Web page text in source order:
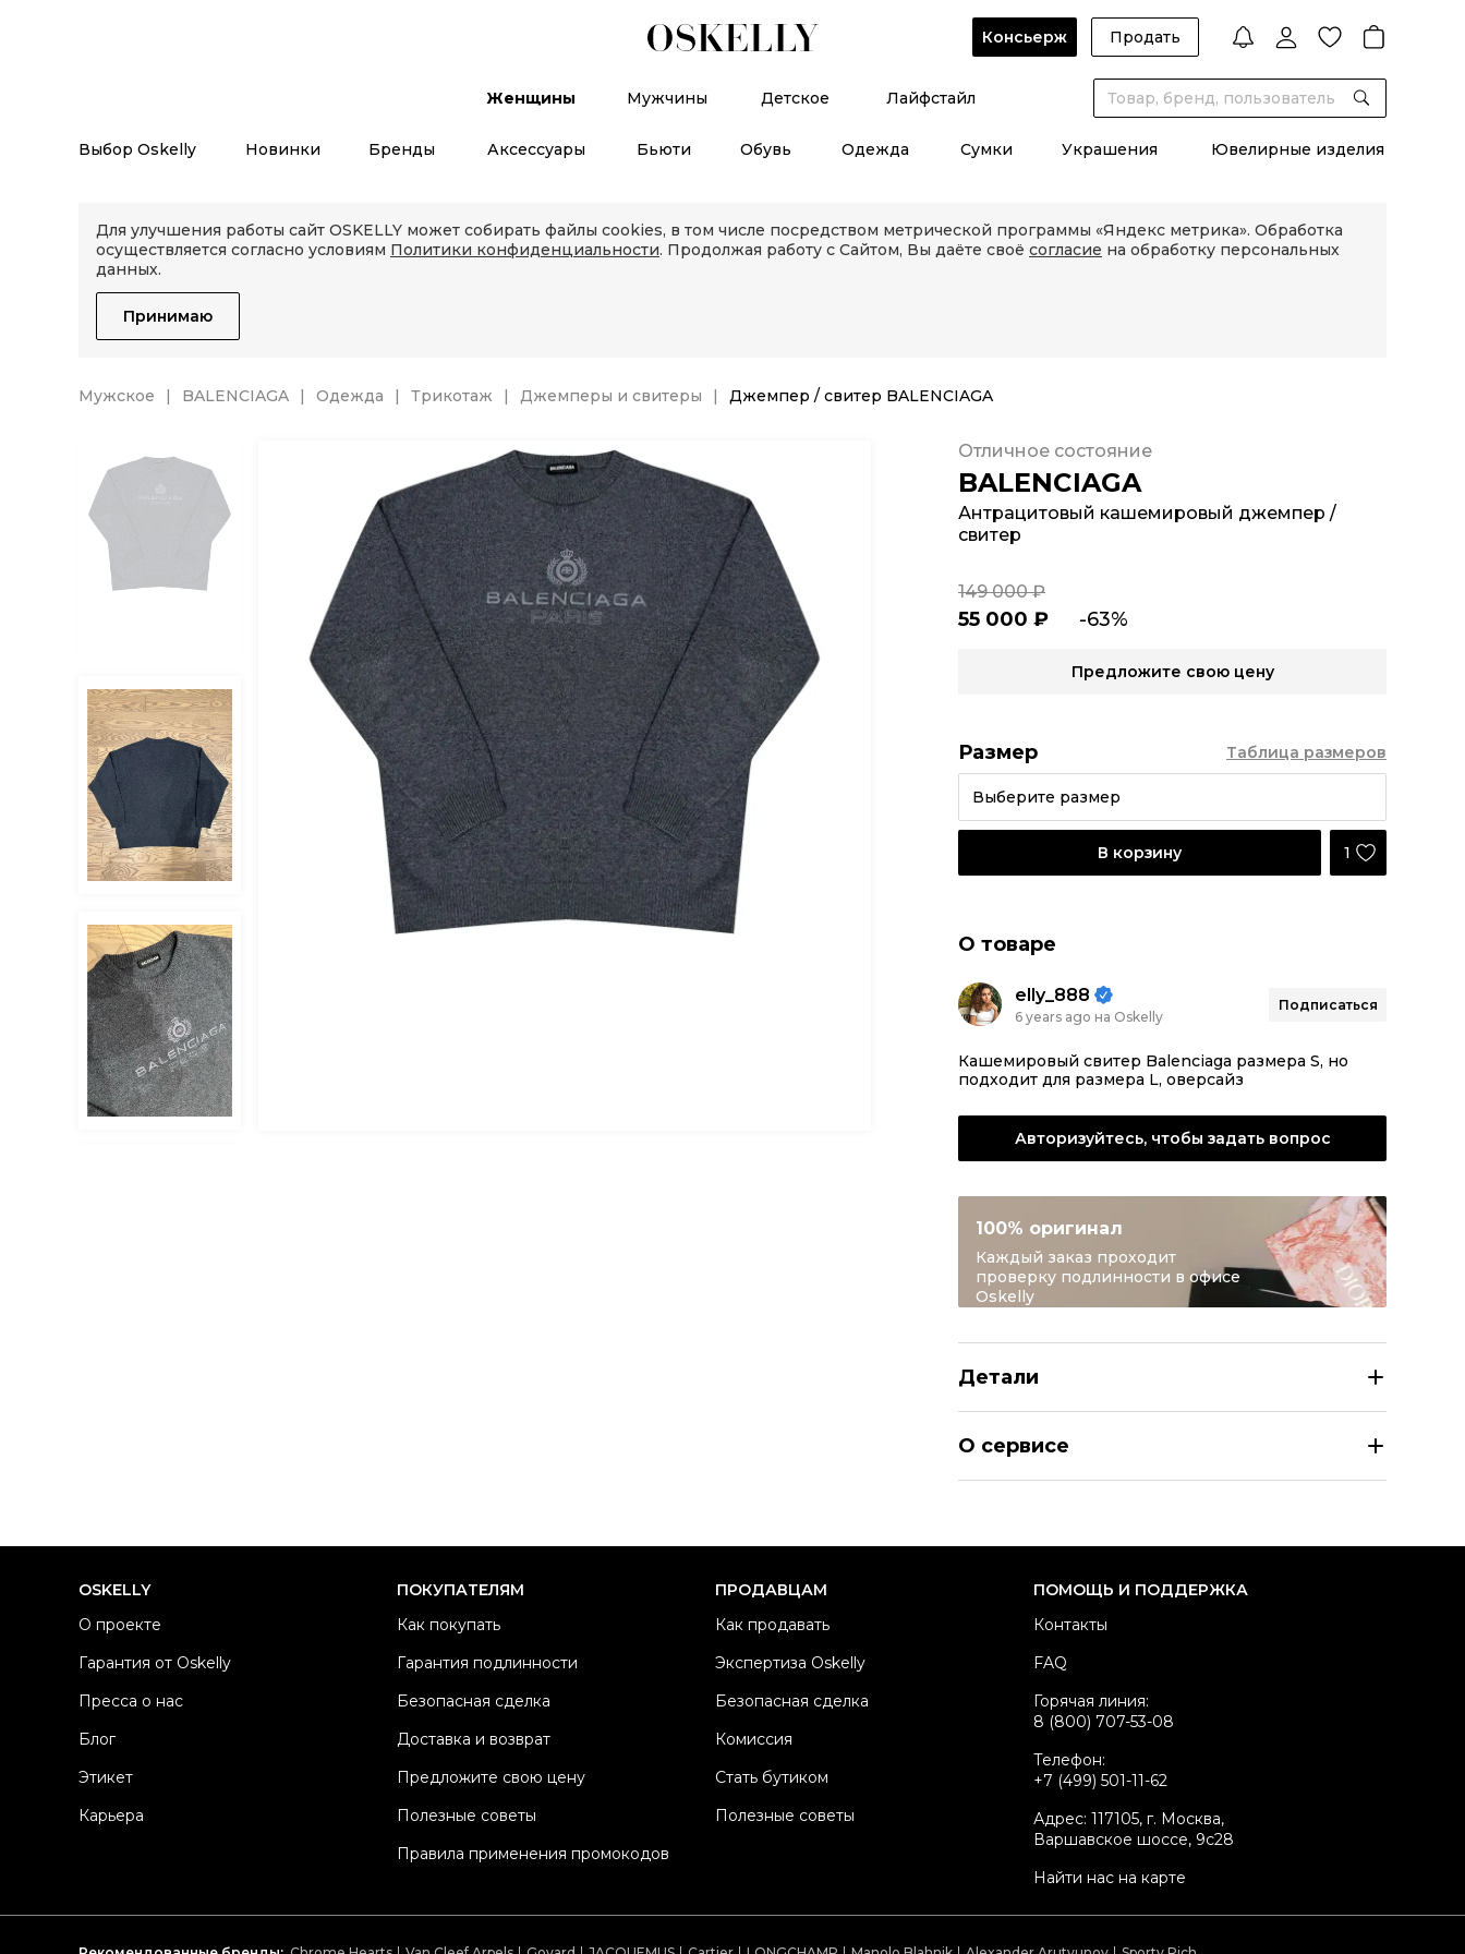
Консьерж Продать
Женщины Мужчины Детское Лайфстайл
Выбор Oskelly Новинки Бренды Аксессуары Бьюти Обувь Одежда Сумки Украшения Ювелирные изделия
Для улучшения работы сайт OSKELLY может собирать файлы cookies, в том числе посредством метрической программы «Яндекс метрика». Обработка
осуществляется согласно условиям Политики конфиденциальности. Продолжая работу с Сайтом, Вы даёте своё согласие на обработку персональных
данных.
Принимаю
Мужское BALENCIAGA Одежда Трикотаж Джемперы и свитеры Джемпер / свитер BALENCIAGA
BALENCIAGA
Антрацитовый кашемировый джемпер /
свитер
Отличное состояние
55 000 ₽ -63%
149 000 ₽
Предложите свою цену
Размер
Выберите размер
Таблица размеров
В корзину 1
О товаре
elly_888
6 years ago на Oskelly
Подписаться
Кашемировый свитер Balenciaga размера S, но
подходит для размера L, оверсайз
Авторизуйтесь, чтобы задать вопрос
100% оригинал
Каждый заказ проходит
проверку подлинности в офисе
Oskelly
Детали
Состояние товара
Продавец
О сервисе
OSKELLY
О проекте
Гарантия от Oskelly
Пресса о нас
Блог
Этикет
Карьера
ПОКУПАТЕЛЯМ
Как покупать
Гарантия подлинности
Безопасная сделка
Доставка и возврат
Предложите свою цену
Полезные советы
Правила применения промокодов
ПРОДАВЦАМ
Как продавать
Экспертиза Oskelly
Безопасная сделка
Комиссия
Стать бутиком
Полезные советы
ПОМОЩЬ И ПОДДЕРЖКА
Контакты
FAQ
Горячая линия:
8 (800) 707-53-08
Телефон:
+7 (499) 501-11-62
Адрес: 117105, г. Москва,
Варшавское шоссе, 9с28
Найти нас на карте